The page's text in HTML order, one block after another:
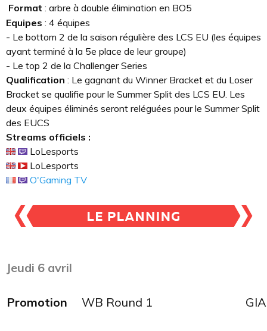
Format : arbre à double élimination en BO5
Equipes : 4 équipes
- Le bottom 2 de la saison régulière des LCS EU (les équipes
ayant terminé à la 5e place de leur groupe)
- Le top 2 de la Challenger Series
Qualification : Le gagnant du Winner Bracket et du Loser
Bracket se qualifie pour le Summer Split des LCS EU. Les
deux équipes éliminés seront reléguées pour le Summer Split
des EUCS
Streams officiels :
LoLesports
LoLesports
O'Gaming TV
Jeudi 6 avril
Promotion WB Round 1 GIA